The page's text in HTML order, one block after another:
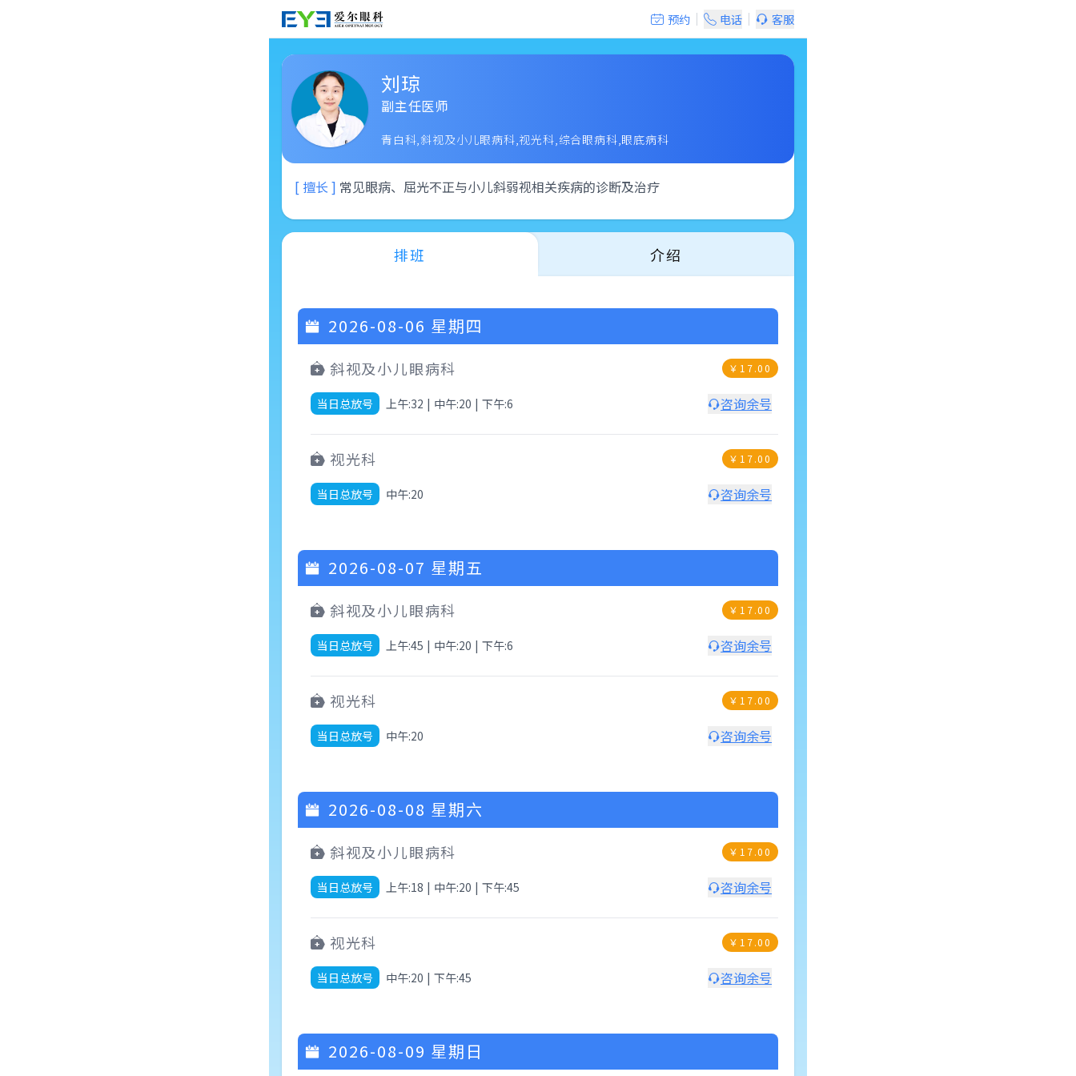
预约 电话 客服
刘琼
副主任医师
青白科,斜视及小儿眼病科,视光科,综合眼病科,眼底病科
[ 擅长 ] 常见眼病、屈光不正与小儿斜弱视相关疾病的诊断及治疗
排班 介绍
2026-08-06 星期四
斜视及小儿眼病科 ￥ 17.00
当日总放号 上午:32 | 中午:20 | 下午:6 咨询余号
视光科 ￥ 17.00
当日总放号 中午:20 咨询余号
2026-08-07 星期五
斜视及小儿眼病科 ￥ 17.00
当日总放号 上午:45 | 中午:20 | 下午:6 咨询余号
视光科 ￥ 17.00
当日总放号 中午:20 咨询余号
2026-08-08 星期六
斜视及小儿眼病科 ￥ 17.00
当日总放号 上午:18 | 中午:20 | 下午:45 咨询余号
视光科 ￥ 17.00
当日总放号 中午:20 | 下午:45 咨询余号
2026-08-09 星期日